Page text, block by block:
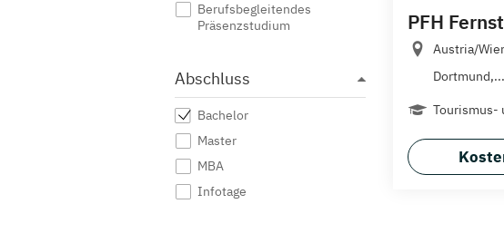
Berufsbegleitendes
Präsenzstudium
Abschluss
Bachelor
Master
MBA
Infotage
PFH
Austria/
Dortmund,...
Tourismus-